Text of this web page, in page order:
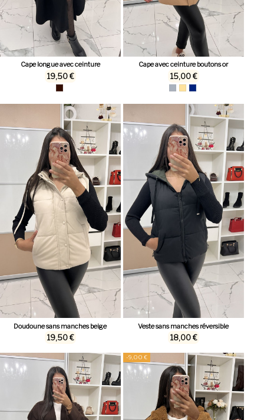
Cape longue avec ceinture
19,50 €
Cape avec ceinture boutons or
15,00 €
Doudoune sans manches beige
19,50 €
Veste sans manches réversible
18,00 €
-9,00 €